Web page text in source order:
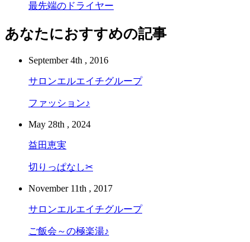
最先端のドライヤー
あなたにおすすめの記事
September 4th , 2016
サロンエルエイチグループ
ファッション♪
May 28th , 2024
益田恵実
切りっぱなし✂︎
November 11th , 2017
サロンエルエイチグループ
ご飯会～の極楽湯♪